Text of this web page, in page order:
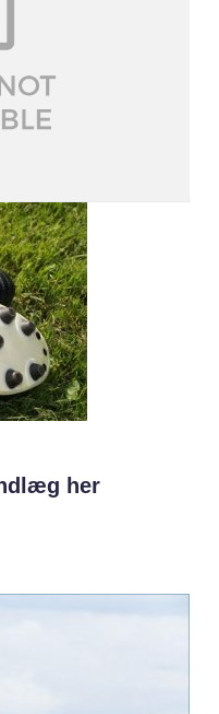
her